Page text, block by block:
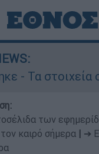
σοκ
των
καιρό σήμερα
➔